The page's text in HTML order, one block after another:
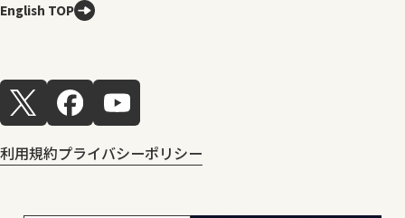
English TOP
利用規約プライバシーポリシー